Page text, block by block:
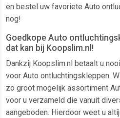
en bestel uw favoriete Auto
nog!
Goedkope Auto
dat kan bij Koopslim.nl!
Dankzij Koopslim.nl betaalt u
voor Auto ontluchtingskleppen.
zo groot mogelijk assortiment
voor u verzameld die vanuit
aangeboden. Hierdoor weet u